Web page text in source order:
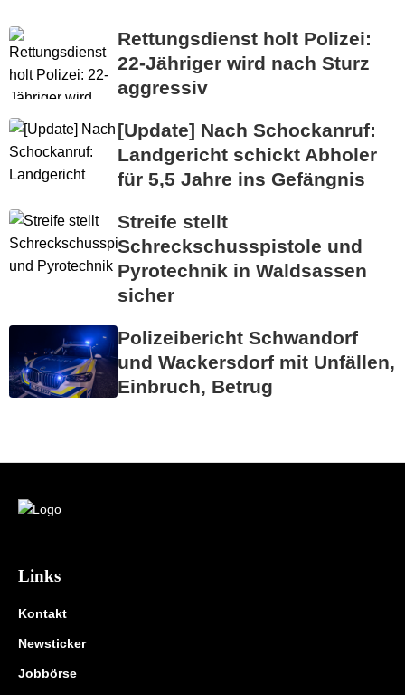
Rettungsdienst holt Polizei:
22-Jähriger wird nach Sturz
aggressiv
[Update] Nach Schockanruf:
Landgericht schickt Abholer
für 5,5 Jahre ins Gefängnis
Streife stellt
Schreckschusspistole und
Pyrotechnik in Waldsassen
sicher
Polizeibericht Schwandorf
und Wackersdorf mit Unfällen,
Einbruch, Betrug
Links
Kontakt
Newsticker
Jobbörse